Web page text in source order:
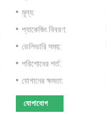
মূল্য:
প্যাকেজিং বিবরণ:
ডেলিভারি সময়:
পরিশোধের শর্ত:
যোগানের ক্ষমতা:
যোগাযোগ